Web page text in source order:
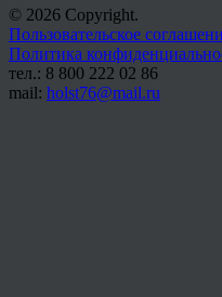
© 2026 Copyright.
Пользовательское
Политика
тел.: 8 800 222 02 86
mail: holst76@mail.ru